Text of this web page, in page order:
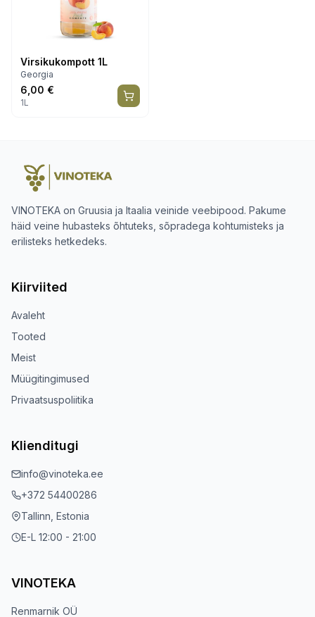
Virsikukompott 1L
Georgia
6,00 €
1L
VINOTEKA on Gruusia ja Itaalia veinide veebipood. Pakume
häid veine hubasteks õhtuteks, sõpradega kohtumisteks ja
erilisteks hetkedeks.
Kiirviited
Avaleht
Tooted
Meist
Müügitingimused
Privaatsuspoliitika
Klienditugi
info@vinoteka.ee
+372 54400286
Tallinn, Estonia
E-L 12:00 - 21:00
VINOTEKA
Renmarnik OÜ